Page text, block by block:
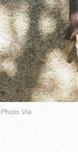
Photo Via